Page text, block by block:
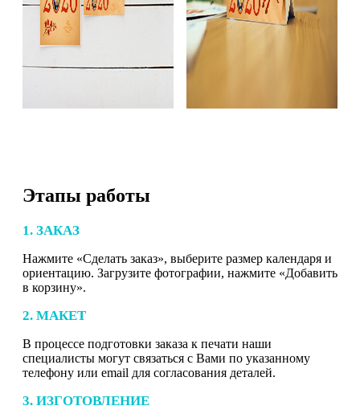
Этапы работы
1. ЗАКАЗ
Нажмите «Сделать заказ», выберите размер календаря и
ориентацию. Загрузите фотографии, нажмите «Добавить
в корзину».
2. МАКЕТ
В процессе подготовки заказа к печати наши
специалисты могут связаться с Вами по указанному
телефону или email для согласования деталей.
3. ИЗГОТОВЛЕНИЕ